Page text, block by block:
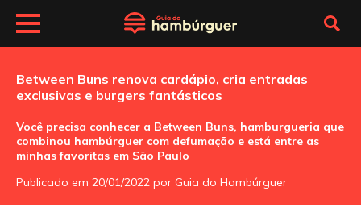
Between Buns renova cardápio, cria entradas
exclusivas e burgers fantásticos
Você precisa conhecer a Between Buns, hamburgueria que
combinou hambúrguer com defumação e está entre as
minhas favoritas em São Paulo
Publicado em 20/01/2022 por Guia do Hambúrguer